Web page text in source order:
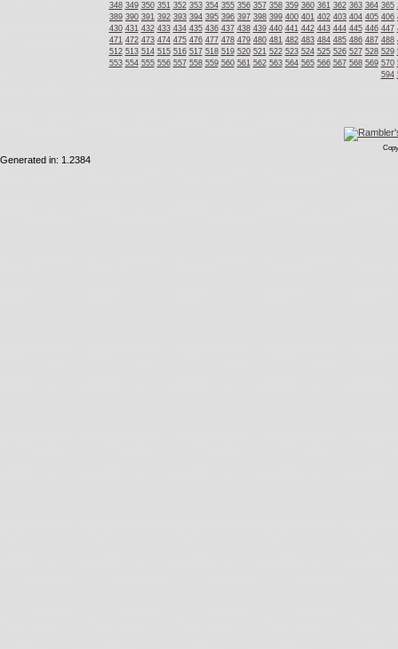
348 349 350 351 352 353 354 355 356 357 358 359 360 361 362 363 364 365
389 390 391 392 393 394 395 396 397 398 399 400 401 402 403 404 405 406
430 431 432 433 434 435 436 437 438 439 440 441 442 443 444 445 446 447
471 472 473 474 475 476 477 478 479 480 481 482 483 484 485 486 487 488
512 513 514 515 516 517 518 519 520 521 522 523 524 525 526 527 528 529
553 554 555 556 557 558 559 560 561 562 563 564 565 566 567 568 569 570
594
Generated in: 1.2384